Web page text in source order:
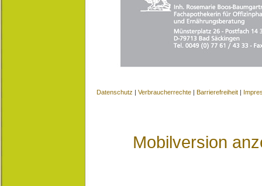
Datenschutz | Verbraucherrechte | Barrierefreiheit |
Mobilversion